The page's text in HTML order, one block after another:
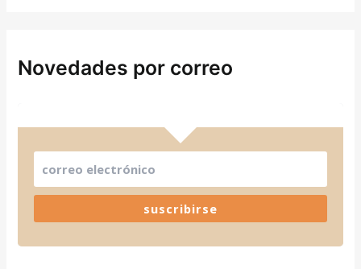
Novedades por correo
suscribirse